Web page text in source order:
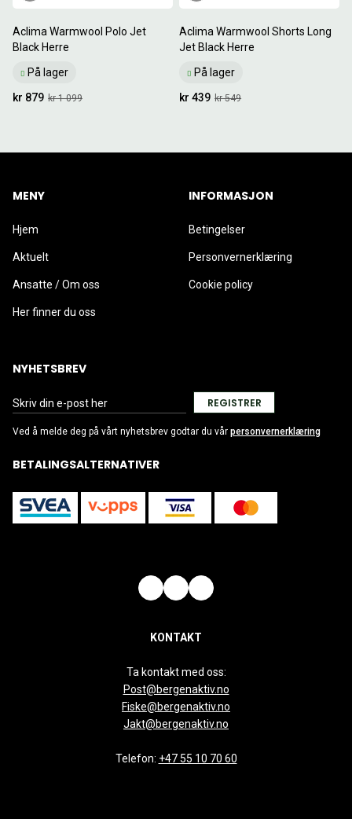
Aclima Warmwool Polo Jet
Black Herre
På lager
kr 1 099
kr 879
Aclima Warmwool Shorts Long
Jet Black Herre
På lager
kr 549
kr 439
MENY
Hjem
Aktuelt
Ansatte / Om oss
Her finner du oss
INFORMASJON
Betingelser
Personvernerklæring
Cookie policy
NYHETSBREV
REGISTRER
Ved å melde deg på vårt nyhetsbrev godtar du vår personvernerklæring
BETALINGSALTERNATIVER
KONTAKT
Ta kontakt med oss:
Post@bergenaktiv.no
Fiske@bergenaktiv.no
Jakt@bergenaktiv.no
Telefon: +47 55 10 70 60